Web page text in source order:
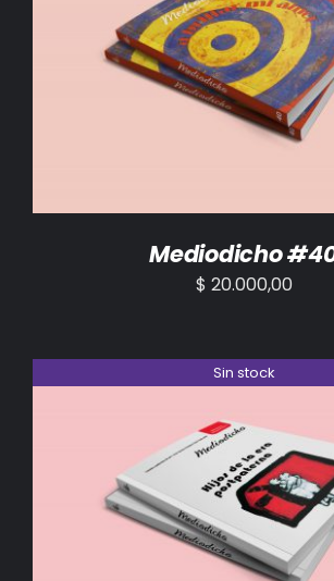
AÑADIR AL CARRITO /
Mediodicho
$ 20.000,00
Sin stock
DETALLES